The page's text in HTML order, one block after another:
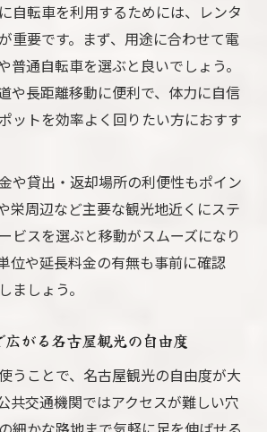
自転車を利用するためには、レンタ
重要です。まず、用途に合わせて電
普通自転車を選ぶと良いでしょう。
や長距離移動に便利で、体力に自信
ットを効率よく回りたい方におすす
や貸出・返却場所の利便性もポイン
栄周辺など主要な観光地近くにステ
ビスを選ぶと移動がスムーズになり
位や延長料金の有無も事前に確認
ましょう。
広がる名古屋観光の自由度
うことで、名古屋観光の自由度が大
共交通機関ではアクセスが難しい穴